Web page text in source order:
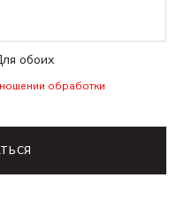
обоих
обработки